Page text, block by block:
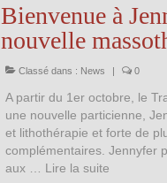
Bienvenue à
nouvelle
Classé dans : News | 0
A partir du 1er octobre, le
une nouvelle particienne,
et lithothérapie et forte de
complémentaires. Jennyfer
aux … Lire la suite­­